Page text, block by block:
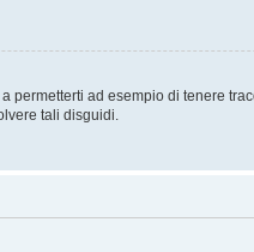
ad esempio di tenere
tali disguidi.